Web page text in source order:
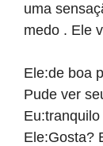
uma
medo . Ele
Ele:de boa
Pude ver
Ele:Gosta?